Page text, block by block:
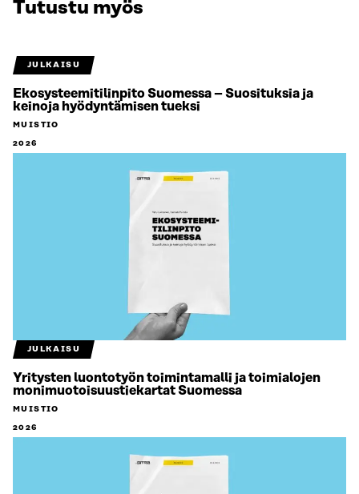
Tutustu myös
JULKAISU
Ekosysteemitilinpito Suomessa – Suosituksia ja
keinoja hyödyntämisen tueksi
MUISTIO
2026
JULKAISU
Yritysten luontotyön toimintamalli ja toimialojen
monimuotoisuustiekartat Suomessa
MUISTIO
2026